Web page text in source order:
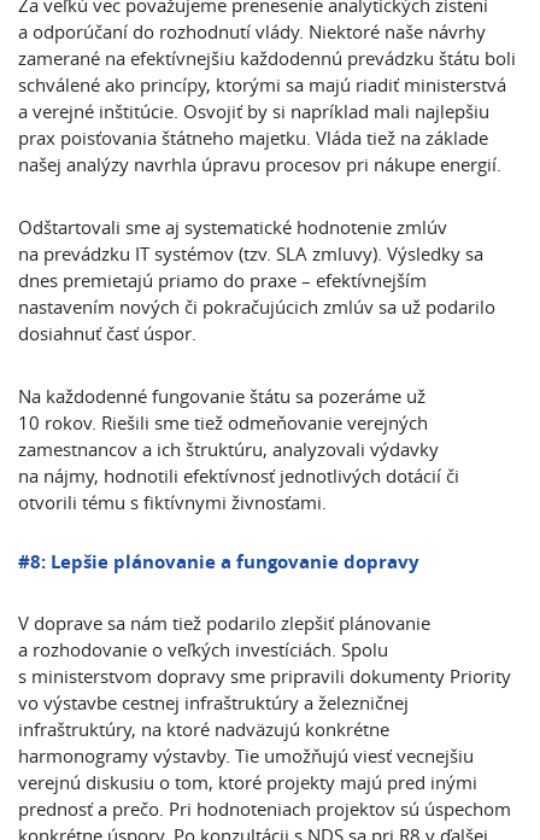
Za veľkú vec považujeme prenesenie analytických zistení
a odporúčaní do rozhodnutí vlády. Niektoré naše návrhy
zamerané na efektívnejšiu každodennú prevádzku štátu boli
schválené ako princípy, ktorými sa majú riadiť ministerstvá
a verejné inštitúcie. Osvojiť by si napríklad mali najlepšiu
prax poisťovania štátneho majetku. Vláda tiež na základe
našej analýzy navrhla úpravu procesov pri nákupe energií.
Odštartovali sme aj systematické hodnotenie zmlúv
na prevádzku IT systémov (tzv. SLA zmluvy). Výsledky sa
dnes premietajú priamo do praxe – efektívnejším
nastavením nových či pokračujúcich zmlúv sa už podarilo
dosiahnuť časť úspor.
Na každodenné fungovanie štátu sa pozeráme už
10 rokov. Riešili sme tiež odmeňovanie verejných
zamestnancov a ich štruktúru, analyzovali výdavky
na nájmy, hodnotili efektívnosť jednotlivých dotácií či
otvorili tému s fiktívnymi živnosťami.
#8: Lepšie plánovanie a fungovanie dopravy
V doprave sa nám tiež podarilo zlepšiť plánovanie
a rozhodovanie o veľkých investíciách. Spolu
s ministerstvom dopravy sme pripravili dokumenty Priority
vo výstavbe cestnej infraštruktúry a železničnej
infraštruktúry, na ktoré nadväzujú konkrétne
harmonogramy výstavby. Tie umožňujú viesť vecnejšiu
verejnú diskusiu o tom, ktoré projekty majú pred inými
prednosť a prečo. Pri hodnoteniach projektov sú úspechom
konkrétne úspory. Po konzultácii s NDS sa pri R8 v ďalšej